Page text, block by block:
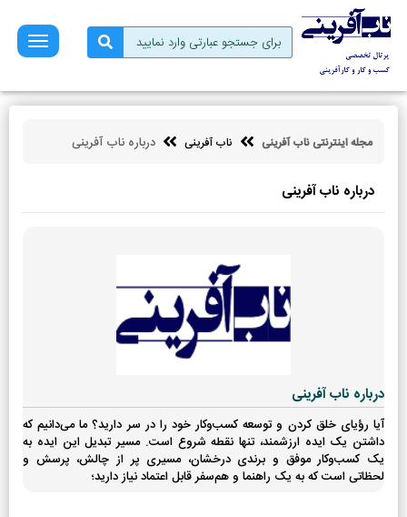
صفحه
نخست
فروش
مجله اینترنتی ناب آفرینی ناب آفرینی درباره ناب آفرینی
درباره ناب آفرینی
درباره ناب آفرینی
آیا رؤیای خلق کردن و توسعه کسب‌وکار خود را در سر دارید؟ ما می‌دانیم که
داشتن یک ایده ارزشمند، تنها نقطه شروع است. مسیر تبدیل این ایده به
یک کسب‌وکار موفق و برندی درخشان، مسیری پر از چالش، پرسش و
لحظاتی است که به یک راهنما و هم‌سفر قابل اعتماد نیاز دارید؛